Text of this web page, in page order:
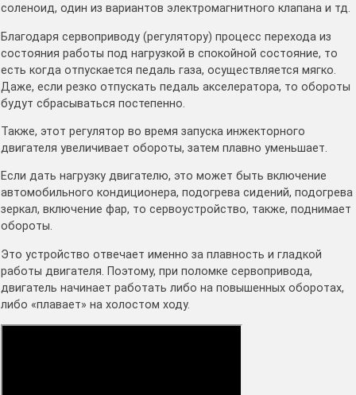
соленоид, один из вариантов электромагнитного клапана и тд.
Благодаря сервоприводу (регулятору) процесс перехода из
состояния работы под нагрузкой в спокойной состояние, то
есть когда отпускается педаль газа, осуществляется мягко.
Даже, если резко отпускать педаль акселератора, то обороты
будут сбрасываться постепенно.
Также, этот регулятор во время запуска инжекторного
двигателя увеличивает обороты, затем плавно уменьшает.
Если дать нагрузку двигателю, это может быть включение
автомобильного кондиционера, подогрева сидений, подогрева
зеркал, включение фар, то сервоустройство, также, поднимает
обороты.
Это устройство отвечает именно за плавность и гладкой
работы двигателя. Поэтому, при поломке сервопривода,
двигатель начинает работать либо на повышенных оборотах,
либо «плавает» на холостом ходу.